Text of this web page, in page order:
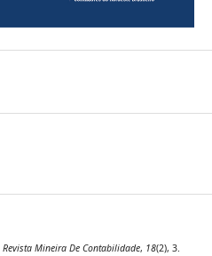
Revista Mineira De Contabilidade, 18(2), 3.